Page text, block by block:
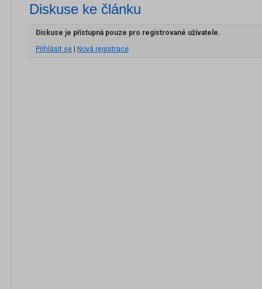
Diskuse ke článku
Diskuse je přístupná pouze pro registrované uživatele.
Přihlásit se | Nová registrace